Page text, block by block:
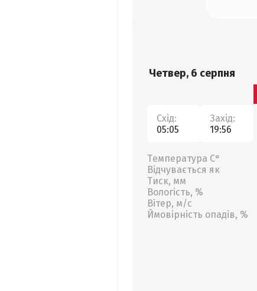
Четвер, 6 серпня
Схід:
05:05
Захід:
19:56
Температура С°
Відчувається як
Тиск, мм
Вологість, %
Вітер, м/с
Ймовірність опадів, %